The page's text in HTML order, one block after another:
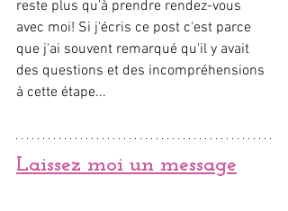
reste plus qu'à prendre rendez-vous
avec moi! Si j'écris ce post c'est parce
que j'ai souvent remarqué qu'il y avait
des questions et des incompréhensions
à cette étape...
Laissez moi un message